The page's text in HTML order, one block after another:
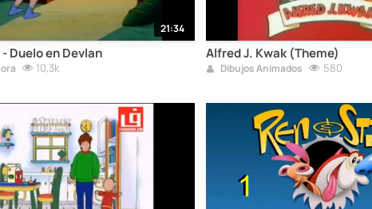
21:34
Duelo en Devlan
10,3k
Alfred J. Kwak (Theme)
Dibujos Animados 580